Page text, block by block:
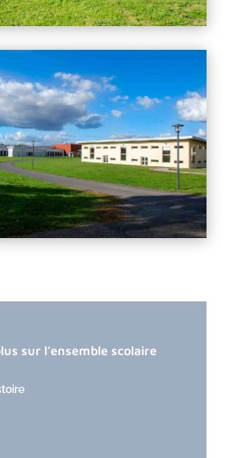
sur l’ensemble scolaire